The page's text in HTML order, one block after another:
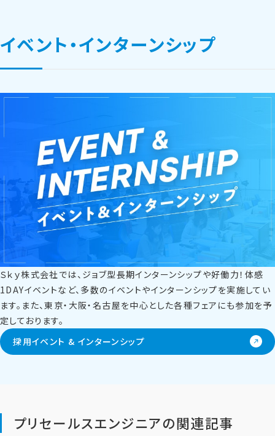
イベント・インターンシップ
Ｓｋｙ株式会社では、ジョブ型長期インターンシップや好働力！体感
1DAYイベントなど、多数のイベントやインターンシップを実施してい
ます。また、東京・大阪・名古屋を中心とした各種フェアにも参加を予
定しております。
採用イベント & インターンシップ
プリセールスエンジニアの関連記事